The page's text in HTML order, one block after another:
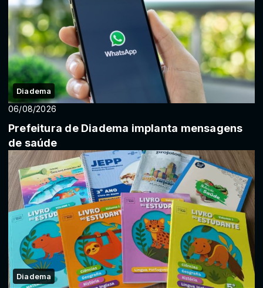
Diadema
06/08/2026
Prefeitura de Diadema implanta mensagens
de saúde
Diadema